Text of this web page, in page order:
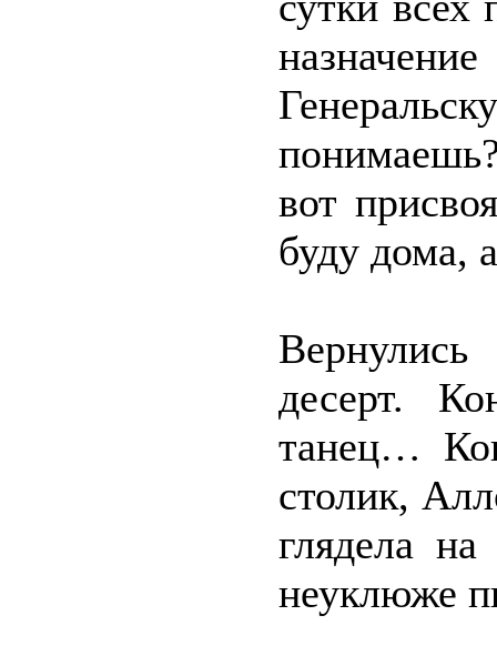
вот
буду дома,
десерт.
танец…
столик,
глядела
неуклюже